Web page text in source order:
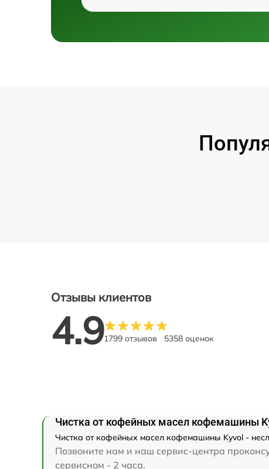
Отзывы клиентов
4.91799 отзывов 5358 оценок
Чистка от кофейных масел кофемашины
Чистка от кофейных масел кофемашины Kyvol -
Позвоните нам и наш сервис-центра
сервисном - 2 часа.